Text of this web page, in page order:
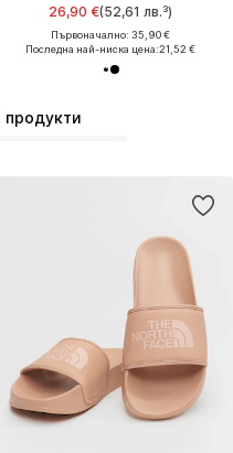
26,90 €(52,61 лв.³)
Първоначално: 35,90 €
Последна най-ниска цена:21,52 €
продукти